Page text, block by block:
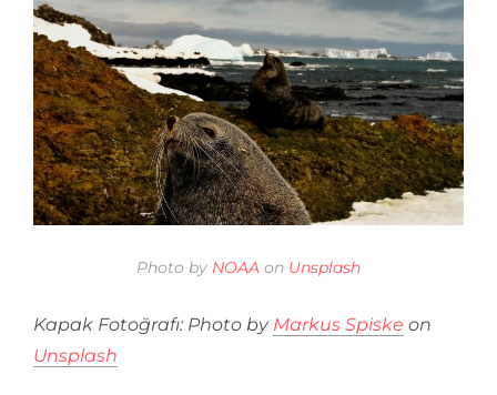
Photo by NOAA on Unsplash
Kapak Fotoğrafı: Photo by Markus Spiske on
Unsplash